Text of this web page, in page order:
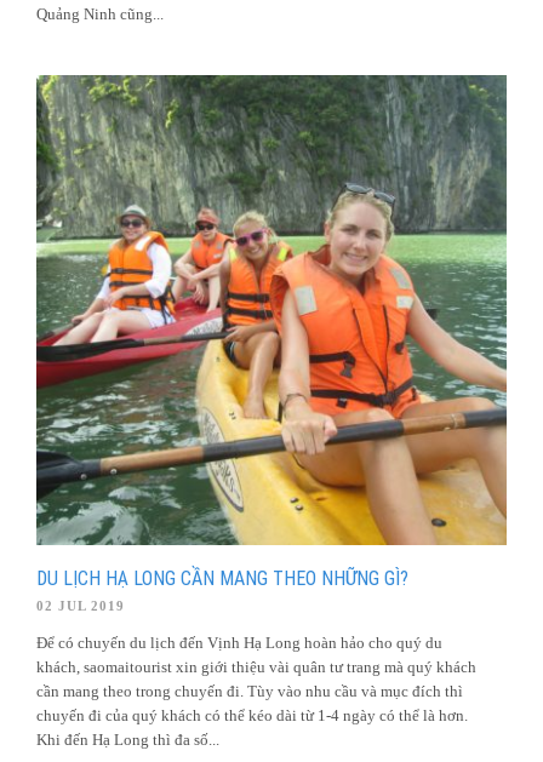
Quảng Ninh cũng...
DU LỊCH HẠ LONG CẦN MANG THEO NHỮNG GÌ?
02 JUL 2019
Để có chuyến du lịch đến Vịnh Hạ Long hoàn hảo cho quý du
khách, saomaitourist xin giới thiệu vài quân tư trang mà quý khách
cần mang theo trong chuyến đi. Tùy vào nhu cầu và mục đích thì
chuyến đi của quý khách có thể kéo dài từ 1-4 ngày có thể là hơn.
Khi đến Hạ Long thì đa số...